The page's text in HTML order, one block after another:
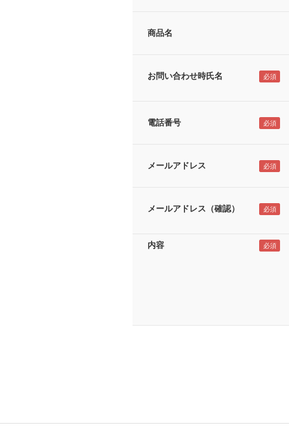
商品名
お問い合わせ時氏名
電話番号
メールアドレス
メールアドレス（確認）
内容